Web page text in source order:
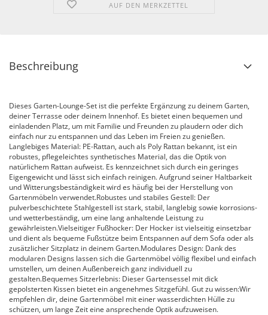
AUF DEN MERKZETTEL
Beschreibung
Dieses Garten-Lounge-Set ist die perfekte Ergänzung zu deinem Garten,
deiner Terrasse oder deinem Innenhof. Es bietet einen bequemen und
einladenden Platz, um mit Familie und Freunden zu plaudern oder dich
einfach nur zu entspannen und das Leben im Freien zu genießen.
Langlebiges Material: PE-Rattan, auch als Poly Rattan bekannt, ist ein
robustes, pflegeleichtes synthetisches Material, das die Optik von
natürlichem Rattan aufweist. Es kennzeichnet sich durch ein geringes
Eigengewicht und lässt sich einfach reinigen. Aufgrund seiner Haltbarkeit
und Witterungsbeständigkeit wird es häufig bei der Herstellung von
Gartenmöbeln verwendet.Robustes und stabiles Gestell: Der
pulverbeschichtete Stahlgestell ist stark, stabil, langlebig sowie korrosions-
und wetterbeständig, um eine lang anhaltende Leistung zu
gewährleisten.Vielseitiger Fußhocker: Der Hocker ist vielseitig einsetzbar
und dient als bequeme Fußstütze beim Entspannen auf dem Sofa oder als
zusätzlicher Sitzplatz in deinem Garten.Modulares Design: Dank des
modularen Designs lassen sich die Gartenmöbel völlig flexibel und einfach
umstellen, um deinen Außenbereich ganz individuell zu
gestalten.Bequemes Sitzerlebnis: Dieser Gartensessel mit dick
gepolsterten Kissen bietet ein angenehmes Sitzgefühl. Gut zu wissen:Wir
empfehlen dir, deine Gartenmöbel mit einer wasserdichten Hülle zu
schützen, um lange Zeit eine ansprechende Optik aufzuweisen.